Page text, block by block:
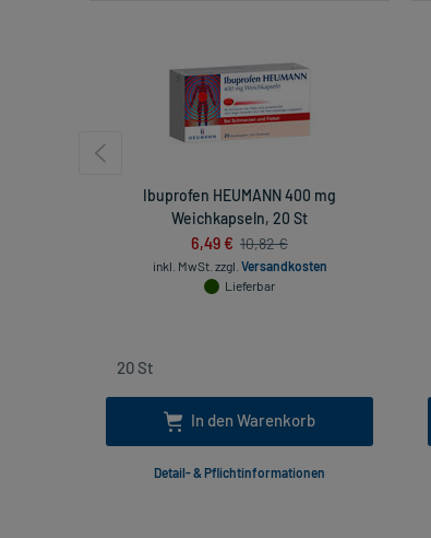
Ibuprofen HEUMANN 400 mg
Weichkapseln, 20 St
6,49 € 10,82 €
inkl. MwSt. zzgl. Versandkosten
Lieferbar
In den Warenkorb
Detail- & Pflichtinformationen